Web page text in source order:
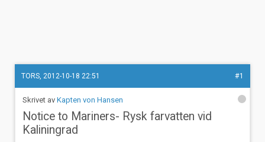
TORS, 2012-10-18 22:51 #1
Kapten von Hansen
Notice to Mariners- Rysk farvatten vid
Kaliningrad